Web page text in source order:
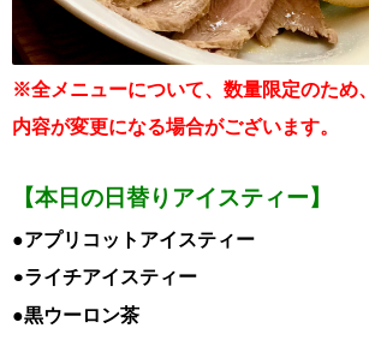
※全メニューについて、数量限定のため、
内容が変更になる場合がございます。
【本日の日替りアイスティー】
●アプリコットアイスティー
•ライチアイスティー
●黒ウーロン茶